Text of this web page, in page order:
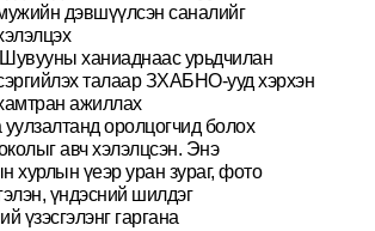
дэвшүүлсэн саналийг
Шувууны ханиаднаас урьдчилан
талаар ЗХАБНО-ууд хэрхэн
ажиллах
уулзалтанд оролцогчид болох
авч хэлэлцсэн. Энэ
хурлын үеэр уран зураг, фото
үндэсний шилдэг
үзэсгэлэнг гаргана